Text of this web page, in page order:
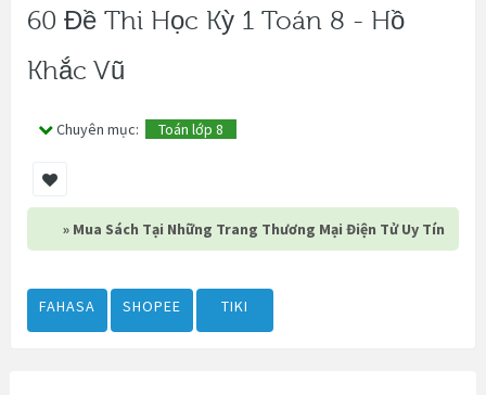
60 Đề Thi Học Kỳ 1 Toán 8 - Hồ
Khắc Vũ
Chuyên mục: Toán lớp 8
» Mua Sách Tại Những Trang Thương Mại Điện Tử Uy Tín
FAHASA SHOPEE TIKI